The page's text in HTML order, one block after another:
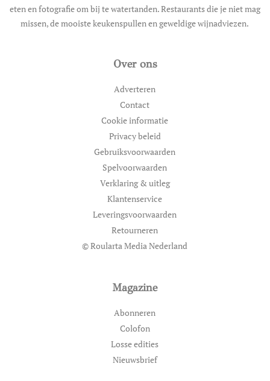
eten en fotografie om bij te watertanden. Restaurants die je niet mag
missen, de mooiste keukenspullen en geweldige wijnadviezen.
Over ons
Adverteren
Contact
Cookie informatie
Privacy beleid
Gebruiksvoorwaarden
Spelvoorwaarden
Verklaring & uitleg
Klantenservice
Leveringsvoorwaarden
Retourneren
© Roularta Media Nederland
Magazine
Abonneren
Colofon
Losse edities
Nieuwsbrief